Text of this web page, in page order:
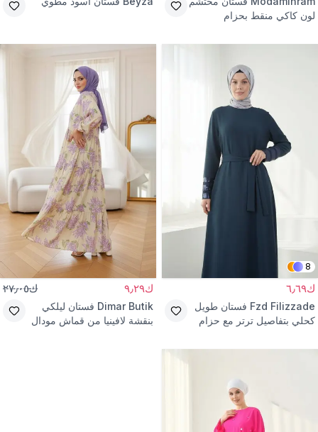
لون كاكي منقط بحزام
8
ك٦٫٦٩
Fzd Filizzade فستان طويل
كحلي بتفاصيل ترتر مع حزام
ك٩٫٢٩ ك٢٧٫٠٥
Dimar Butik فستان ليلكي
بنقشة لافينيا من قماش مودال